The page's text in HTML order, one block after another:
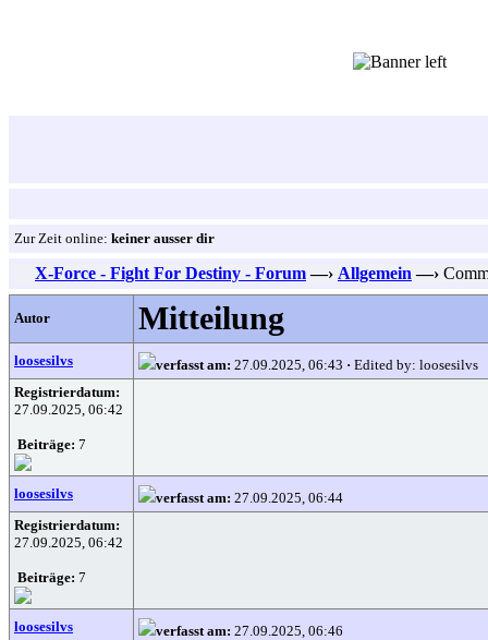
Zur Zeit online: keiner ausser dir
X-Force - Fight For Destiny - Forum —› Allgemein —›
Autor Mitteilung
loosesilvs verfasst am: 27.09.2025, 06:43 · Edited by: loosesilvs
Registrierdatum:
27.09.2025, 06:42
Beiträge: 7
loosesilvs verfasst am: 27.09.2025, 06:44
Registrierdatum:
27.09.2025, 06:42
Beiträge: 7
loosesilvs verfasst am: 27.09.2025, 06:46